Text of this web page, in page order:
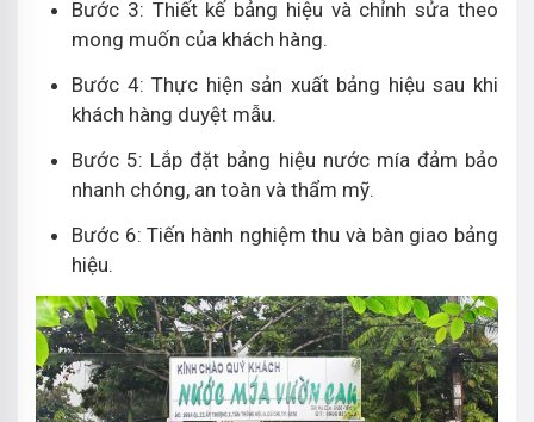
Bước 3: Thiết kế bảng hiệu và chỉnh sửa theo
mong muốn của khách hàng.
Bước 4: Thực hiện sản xuất bảng hiệu sau khi
khách hàng duyệt mẫu.
Bước 5: Lắp đặt bảng hiệu nước mía đảm bảo
nhanh chóng, an toàn và thẩm mỹ.
Bước 6: Tiến hành nghiệm thu và bàn giao bảng
hiệu.